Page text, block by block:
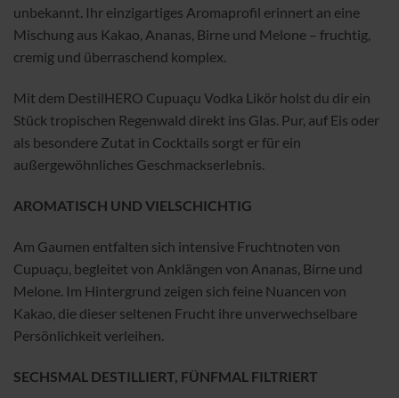
unbekannt. Ihr einzigartiges Aromaprofil erinnert an eine
Mischung aus Kakao, Ananas, Birne und Melone – fruchtig,
cremig und überraschend komplex.
Mit dem DestilHERO Cupuaçu Vodka Likör holst du dir ein
Stück tropischen Regenwald direkt ins Glas. Pur, auf Eis oder
als besondere Zutat in Cocktails sorgt er für ein
außergewöhnliches Geschmackserlebnis.
AROMATISCH UND VIELSCHICHTIG
Am Gaumen entfalten sich intensive Fruchtnoten von
Cupuaçu, begleitet von Anklängen von Ananas, Birne und
Melone. Im Hintergrund zeigen sich feine Nuancen von
Kakao, die dieser seltenen Frucht ihre unverwechselbare
Persönlichkeit verleihen.
SECHSMAL DESTILLIERT, FÜNFMAL FILTRIERT